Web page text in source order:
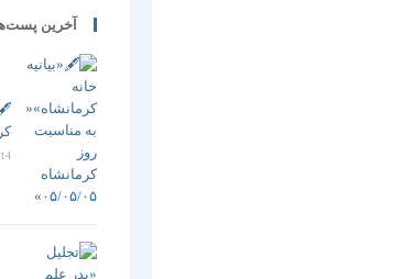
آخرین
14 مرداد 1405